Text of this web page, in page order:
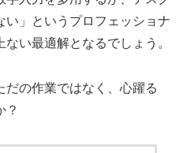
」というプロフェッショナ
い最適解となるでしょう。
だの作業ではなく、心躍る
？